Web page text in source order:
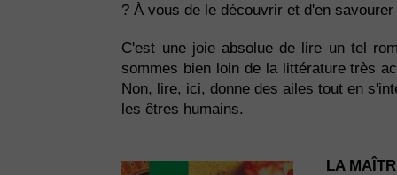
? À vous de le découvrir et d'en savourer
C'est une joie absolue de lire un tel
sommes bien loin de la littérature très
Non, lire, ici, donne des ailes tout en
les êtres humains.
LA